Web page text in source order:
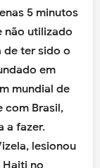
5 minutos
não utilizado
de ter sido o
em
mundial de
com Brasil,
a fazer.
lesionou